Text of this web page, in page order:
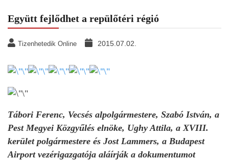
Együtt fejlődhet a repülőtéri régió
Tizenhetedik Online 2015.07.02.
Tábori Ferenc, Vecsés alpolgármestere, Szabó István, a
Pest Megyei Közgyűlés elnöke, Ughy Attila, a XVIII.
kerület polgármestere és Jost Lammers, a Budapest
Airport vezérigazgatója aláírják a dokumentumot